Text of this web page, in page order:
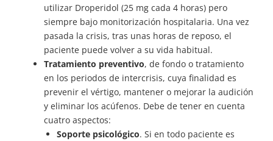
utilizar Droperidol (25 mg cada 4 horas) pero
siempre bajo monitorización hospitalaria. Una vez
pasada la crisis, tras unas horas de reposo, el
paciente puede volver a su vida habitual.
Tratamiento preventivo, de fondo o tratamiento
en los periodos de intercrisis, cuya finalidad es
prevenir el vértigo, mantener o mejorar la audición
y eliminar los acúfenos. Debe de tener en cuenta
cuatro aspectos:
Soporte psicológico. Si en todo paciente es